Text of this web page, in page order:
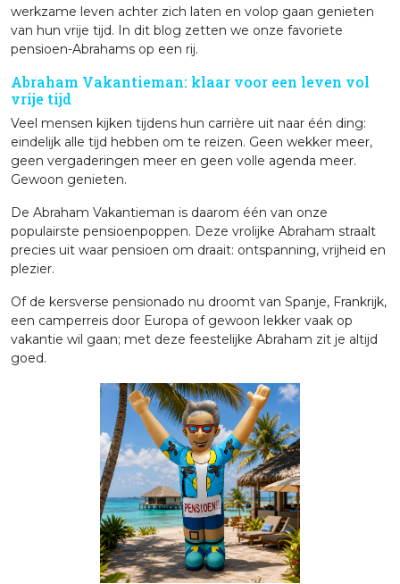
werkzame leven achter zich laten en volop gaan genieten
van hun vrije tijd. In dit blog zetten we onze favoriete
pensioen-Abrahams op een rij.
Abraham Vakantieman: klaar voor een leven vol
vrije tijd
Veel mensen kijken tijdens hun carrière uit naar één ding:
eindelijk alle tijd hebben om te reizen. Geen wekker meer,
geen vergaderingen meer en geen volle agenda meer.
Gewoon genieten.
De Abraham Vakantieman is daarom één van onze
populairste pensioenpoppen. Deze vrolijke Abraham straalt
precies uit waar pensioen om draait: ontspanning, vrijheid en
plezier.
Of de kersverse pensionado nu droomt van Spanje, Frankrijk,
een camperreis door Europa of gewoon lekker vaak op
vakantie wil gaan; met deze feestelijke Abraham zit je altijd
goed.